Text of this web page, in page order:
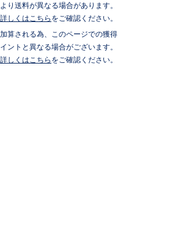
り送料が異なる場合があります。
詳しくはこちら をご確認ください。
算される為、このページでの獲得
ントと異なる場合がございます。
詳しくはこちら をご確認ください。